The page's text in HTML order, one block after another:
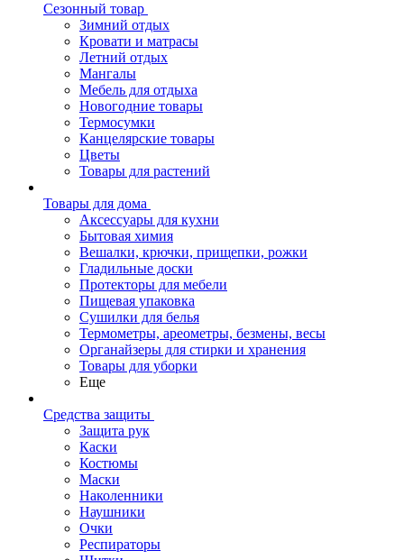
Сезонный товар
Зимний отдых
Кровати и матрасы
Летний отдых
Мангалы
Мебель для отдыха
Новогодние товары
Термосумки
Канцелярские товары
Цветы
Товары для растений
Товары для дома
Аксессуары для кухни
Бытовая химия
Вешалки, крючки, прищепки, рожки
Гладильные доски
Протекторы для мебели
Пищевая упаковка
Сушилки для белья
Термометры, ареометры, безмены, весы
Органайзеры для стирки и хранения
Товары для уборки
Еще
Средства защиты
Защита рук
Каски
Костюмы
Маски
Наколенники
Наушники
Очки
Респираторы